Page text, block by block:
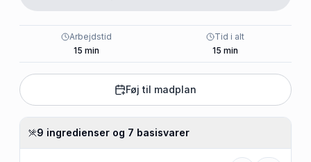
Arbejdstid
15 min
Tid i alt
15 min
Føj til madplan
9 ingredienser og 7 basisvarer